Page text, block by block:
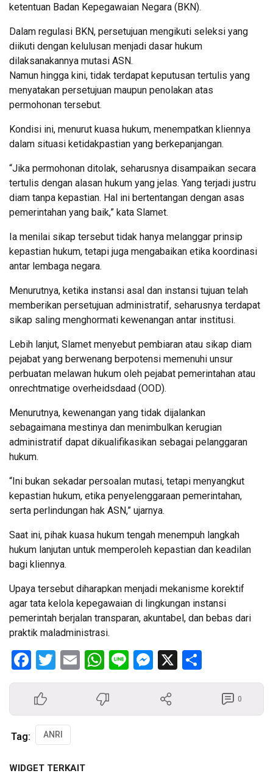
ketentuan Badan Kepegawaian Negara (BKN).
Dalam regulasi BKN, persetujuan mengikuti seleksi yang
diikuti dengan kelulusan menjadi dasar hukum
dilaksanakannya mutasi ASN.
Namun hingga kini, tidak terdapat keputusan tertulis yang
menyatakan persetujuan maupun penolakan atas
permohonan tersebut.
Kondisi ini, menurut kuasa hukum, menempatkan kliennya
dalam situasi ketidakpastian yang berkepanjangan.
“Jika permohonan ditolak, seharusnya disampaikan secara
tertulis dengan alasan hukum yang jelas. Yang terjadi justru
diam tanpa kepastian. Hal ini bertentangan dengan asas
pemerintahan yang baik,” kata Slamet.
Ia menilai sikap tersebut tidak hanya melanggar prinsip
kepastian hukum, tetapi juga mengabaikan etika koordinasi
antar lembaga negara.
Menurutnya, ketika instansi asal dan instansi tujuan telah
memberikan persetujuan administratif, seharusnya terdapat
sikap saling menghormati kewenangan antar institusi.
Lebih lanjut, Slamet menyebut pembiaran atau sikap diam
pejabat yang berwenang berpotensi memenuhi unsur
perbuatan melawan hukum oleh pejabat pemerintahan atau
onrechtmatige overheidsdaad (OOD).
Menurutnya, kewenangan yang tidak dijalankan
sebagaimana mestinya dan menimbulkan kerugian
administratif dapat dikualifikasikan sebagai pelanggaran
hukum.
“Ini bukan sekadar persoalan mutasi, tetapi menyangkut
kepastian hukum, etika penyelenggaraan pemerintahan,
serta perlindungan hak ASN,” ujarnya.
Saat ini, pihak kuasa hukum tengah menempuh langkah
hukum lanjutan untuk memperoleh kepastian dan keadilan
bagi kliennya.
Upaya tersebut diharapkan menjadi mekanisme korektif
agar tata kelola kepegawaian di lingkungan instansi
pemerintah berjalan transparan, akuntabel, dan bebas dari
praktik maladministrasi.
Facebook
Twitter
EmailWhatsApp
LineMessenger
X
0
Tag: ANRI
WIDGET TERKAIT